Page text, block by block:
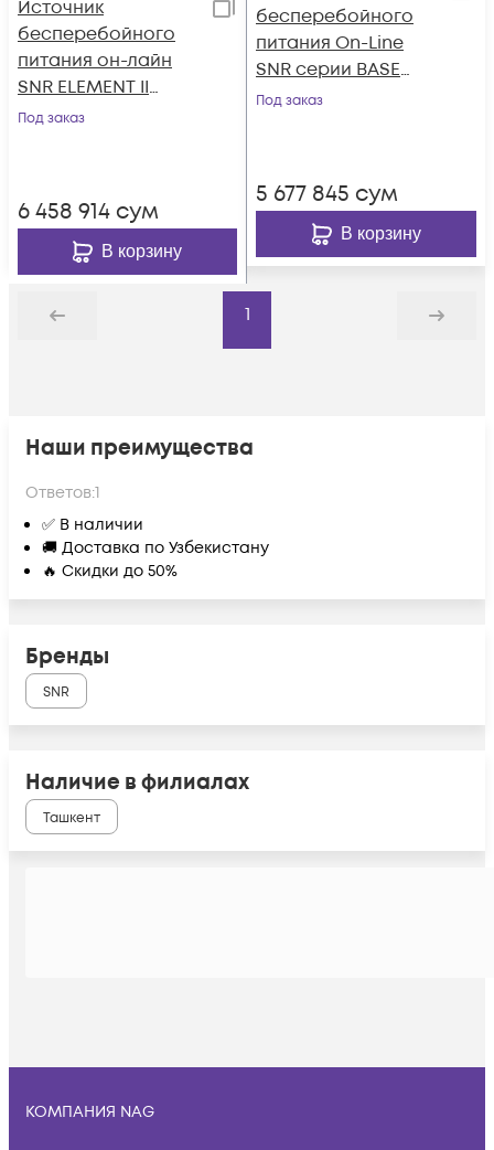
Источник
бесперебойного
питания он-лайн
SNR ELEMENT II
3000ВА/3000Вт (PF-
Под заказ
6 458 914 сум
В корзину
бесперебойного
питания On-Line
SNR серии BASE
3кВА/2,7кВт, 72VDC
Под заказ
5 677 845 сум
В корзину
Назад
1
Дальше
Наши преимущества
Ответов:1
✅ В наличии
🚚 Доставка по Узбекистану
🔥 Скидки до 50%
Бренды
SNR
Наличие в филиалах
Ташкент
КОМПАНИЯ NAG